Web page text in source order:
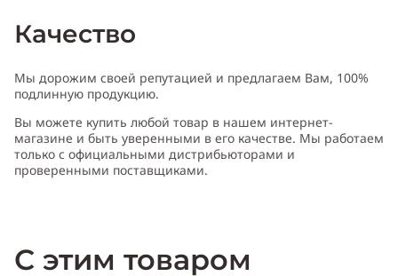
Качество
Мы дорожим своей репутацией и предлагаем Вам, 100%
подлинную продукцию.
Вы можете купить любой товар в нашем интернет-
магазине и быть уверенными в его качестве. Мы работаем
только с официальными дистрибьюторами и
проверенными поставщиками.
С этим товаром